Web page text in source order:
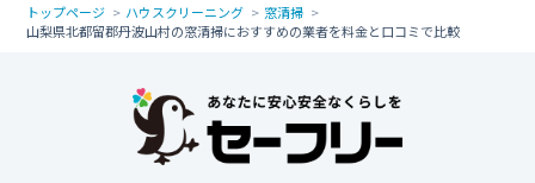
トップページ ハウスクリーニング
窓清掃
山梨県北都留郡丹波山村の窓清掃におすすめの業者を料金と口コミで比較